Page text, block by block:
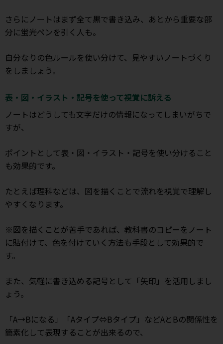
さらにノートはまず全て黒で書き込み、あとから重要な部
分に蛍光ペンを引く人も。
自分なりの色ルールを使い分けて、見やすいノートづくり
をしましょう。
表・図・イラスト・記号を使って視覚に訴える
ノートはどうしても文字だけの情報になってしまいがちで
すが、
ポイントとして表・図・イラスト・記号を使い分けること
も効果的です。
たとえば理科などは、図を描くことで流れを視覚で理解し
やすくなります。
※図を描くことが苦手であれば、教科書のコピーをノート
に貼付けて、色を付けていく方法も手段として効果的で
す。
また、気軽に書き込める記号として「矢印」を活用しまし
ょう。
「A→Bになる」「Aタイプ⇔Bタイプ」などAとBの関係性を
簡素化して表現することが出来るので、